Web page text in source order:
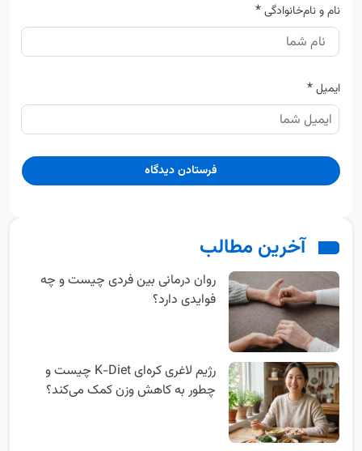
نام و نام‌خانوادگی*
ایمیل*
آخرین مطالب
روان‌ درمانی بین‌ فردی چیست و چه
فوایدی دارد؟
رژیم لاغری کره‌ای K-Diet چیست و
چطور به کاهش وزن کمک می‌کند؟